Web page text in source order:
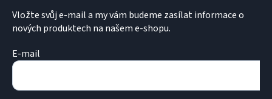
Vložte svůj e-mail a my vám budeme zasílat informace o
nových produktech na našem e-shopu.
E-mail